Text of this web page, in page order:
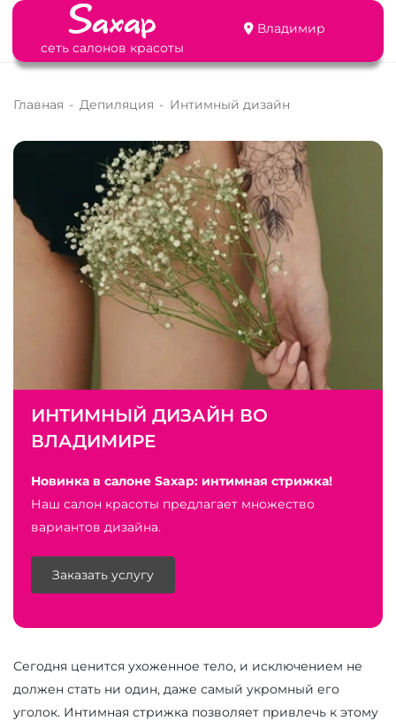
сеть салонов красоты
Владимир
Главная - Депиляция - Интимный дизайн
ИНТИМНЫЙ ДИЗАЙН ВО
ВЛАДИМИРЕ
Новинка в салоне Saxap: интимная стрижка!
Наш салон красоты предлагает множество
вариантов дизайна.
Заказать услугу
Сегодня ценится ухоженное тело, и исключением не
должен стать ни один, даже самый укромный его
уголок. Интимная стрижка позволяет привлечь к этому